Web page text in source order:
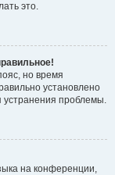
это.
но время
установлено
устранения проблемы.
на конференции,